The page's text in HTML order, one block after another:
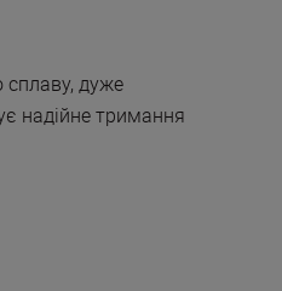
сплаву, дуже
надійне тримання